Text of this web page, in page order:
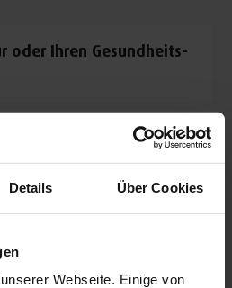
Details Über Cookies
Webseite. Einige von
oder Ihren Gesundheits-
Lisa